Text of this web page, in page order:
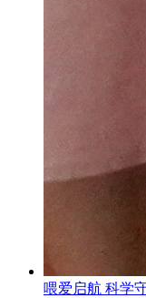
喂爱启航 科学